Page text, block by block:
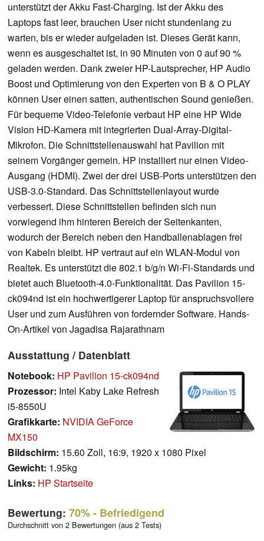
unterstützt der Akku Fast-Charging. Ist der Akku des
Laptops fast leer, brauchen User nicht stundenlang zu
warten, bis er wieder aufgeladen ist. Dieses Gerät kann,
wenn es ausgeschaltet ist, in 90 Minuten von 0 auf 90 %
geladen werden. Dank zweier HP-Lautsprecher, HP Audio
Boost und Optimierung von den Experten von B & O PLAY
können User einen satten, authentischen Sound genießen.
Für bequeme Video-Telefonie verbaut HP eine HP Wide
Vision HD-Kamera mit integrierten Dual-Array-Digital-
Mikrofon. Die Schnittstellenauswahl hat Pavilion mit
seinem Vorgänger gemein. HP installiert nur einen Video-
Ausgang (HDMI). Zwei der drei USB-Ports unterstützen den
USB-3.0-Standard. Das Schnittstellenlayout wurde
verbessert. Diese Schnittstellen befinden sich nun
vorwiegend ihm hinteren Bereich der Seitenkanten,
wodurch der Bereich neben den Handballenablagen frei
von Kabeln bleibt. HP vertraut auf ein WLAN-Modul von
Realtek. Es unterstützt die 802.1 b/g/n Wi-Fi-Standards und
bietet auch Bluetooth-4.0-Funktionalität. Das Pavilion 15-
ck094nd ist ein hochwertigerer Laptop für anspruchsvollere
User und zum Ausführen von fordernder Software. Hands-
On-Artikel von Jagadisa Rajarathnam
Ausstattung / Datenblatt
Notebook: HP Pavilion 15-ck094nd
Prozessor: Intel Kaby Lake Refresh
i5-8550U
Grafikkarte: NVIDIA GeForce
MX150
Bildschirm: 15.60 Zoll, 16:9, 1920 x 1080 Pixel
Gewicht: 1.95kg
Links: HP Startseite
Bewertung: 70%- Befriedigend
Durchschnitt von 2 Bewertungen (aus 2 Tests)